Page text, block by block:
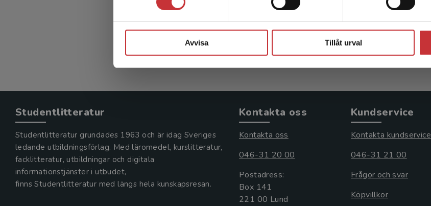
Avvisa Tillåt urval
349 krinkl. moms
Exkl. moms: 329 kr
Ivanell, Stefan m.fl.
216 krinkl. moms
Exkl. moms: 204 kr
Studentlitteratur
Studentlitteratur grundades 1963 och är idag Sveriges
ledande utbildningsförlag. Med läromedel, kurslitteratur,
facklitteratur, utbildningar och digitala
informationstjänster i utbudet,
finns Studentlitteratur med längs hela kunskapsresan.
Kontakta oss
Kontakta oss
046-31 20 00
Postadress:
Box 141
221 00 Lund
Kundservice
Kontakta kundservice
046-31 21 00
Frågor och svar
Köpvillkor